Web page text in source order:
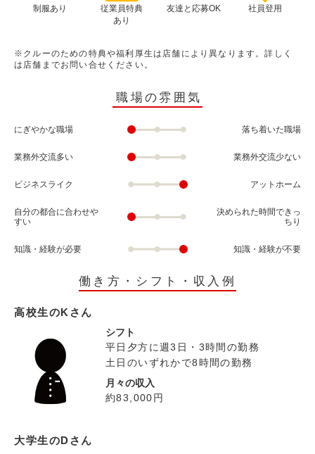
制服あり
従業員特典
あり
友達と応募OK 社員登用
※クルーのための特典や福利厚生は店舗により異なります。詳しく
は店舗までお問い合せください。
職場の雰囲気
にぎやかな職場 落ち着いた職場
業務外交流多い 業務外交流少ない
ビジネスライク アットホーム
自分の都合に合わせや
すい
決められた時間できっ
ちり
知識・経験が必要 知識・経験が不要
働き方・シフト・収入例
高校生のKさん
シフト
平日夕方に週3日・3時間の勤務
土日のいずれかで8時間の勤務
月々の収入
約83,000円
大学生のDさん